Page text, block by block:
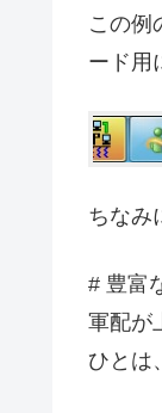
この例
ード用
ちなみ
# 豊富
軍配が
ひとは